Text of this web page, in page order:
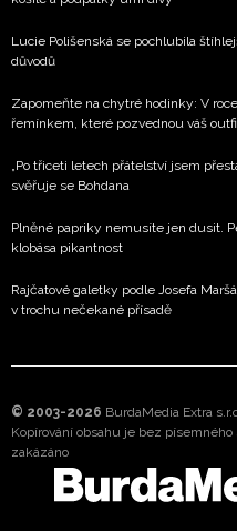
Lucie Polišenská se pochlubila
důvodů
Zapomeňte na chytré hodinky: V
řemínkem, které pozvednou váš
„Po třiceti letech přátelství jsem
svěřuje se Bohdana
Plněné papriky nemusíte jen dusit.
klobása pikantnost
Rajčatové galetky podle Josefa
v trochu nečekané přísadě
© 2003-2026 BurdaMedia Extra
Kopírování obsahu je bez
zakázáno